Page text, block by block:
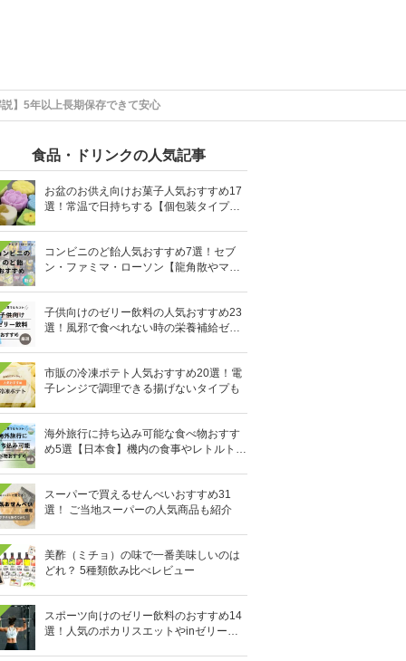
】5年以上長期保存できて安心
食品・ドリンクの人気記事
お盆のお供え向けお菓子人気おすすめ17
選！常温で日持ちする【個包装タイプ
コンビニのど飴人気おすすめ7選！セブ
ン・ファミマ・ローソン【龍角散やマヌ
子供向けのゼリー飲料の人気おすすめ23
選！風邪で食べれない時の栄養補給ゼリ
市販の冷凍ポテト人気おすすめ20選！電
子レンジで調理できる揚げないタイプも
海外旅行に持ち込み可能な食べ物おすす
め5選【日本食】機内の食事やレトルト食
スーパーで買えるせんべいおすすめ31
選！ ご当地スーパーの人気商品も紹介
美酢（ミチョ）の味で一番美味しいのは
どれ？ 5種類飲み比べレビュー
スポーツ向けのゼリー飲料のおすすめ14
選！人気のポカリスエットやinゼリーな